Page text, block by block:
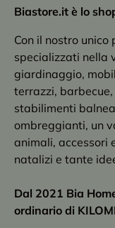
Biastore.it è lo
Con il nostro
specializzati nella
giardinaggio,
terrazzi,
stabilimenti
ombreggianti, un
animali, accessori
natalizi e tante
Dal 2021 Bia
ordinario di